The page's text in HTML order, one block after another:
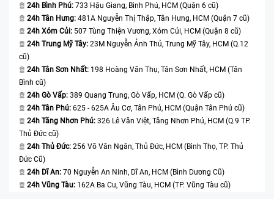
24h Bình Phú: 733 Hậu Giang, Bình Phú, HCM (Quận 6 cũ)
24h Tân Hưng: 481A Nguyễn Thị Thập, Tân Hưng, HCM (Quận 7 cũ)
24h Xóm Củi: 507 Tùng Thiện Vương, Xóm Củi, HCM (Quận 8 cũ)
24h Trung Mỹ Tây: 23M Nguyễn Ảnh Thủ, Trung Mỹ Tây, HCM (Q.12
cũ)
24h Tân Sơn Nhất: 198 Hoàng Văn Thụ, Tân Sơn Nhất, HCM (Tân
Bình cũ)
24h Gò Vấp: 389 Quang Trung, Gò Vấp, HCM (Q. Gò Vấp cũ)
24h Tân Phú: 625 - 625A Âu Cơ, Tân Phú, HCM (Quận Tân Phú cũ)
24h Tăng Nhơn Phú: 326 Lê Văn Việt, Tăng Nhơn Phú, HCM (Q.9 TP.
Thủ Đức cũ)
24h Thủ Đức: 256 Võ Văn Ngân, Thủ Đức, HCM (Bình Thọ, TP. Thủ
Đức Cũ)
24h Dĩ An: 70 Nguyễn An Ninh, Dĩ An, HCM (Bình Dương Cũ)
24h Vũng Tàu: 162A Ba Cu, Vũng Tàu, HCM (TP. Vũng Tàu cũ)